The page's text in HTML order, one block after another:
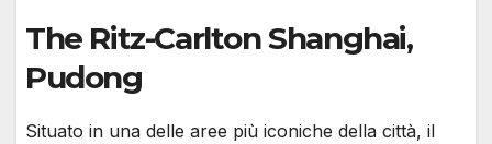
The Ritz-Carlton Shanghai,
Pudong
Situato in una delle aree più iconiche della città, il